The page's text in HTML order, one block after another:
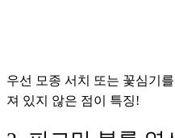
우선 모종 서치 또는 꽃심기
져 있지 않은 점이 특징!